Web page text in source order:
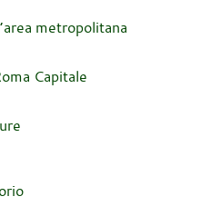
metropolitana
Capitale